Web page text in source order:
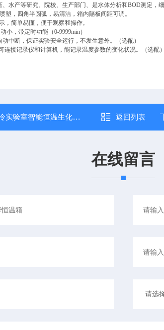
水产等研究、院校、生产部门、是水体分析和BOD测定，
塑，四角半圆弧，易清洁，箱内隔板间距可调。
，简单易懂，便于观察和操作。
小，带定时功能（0-9999min）
中断，保证实验安全运行，不发生意外。（选配）
连接记录仪和计算机，能记录温度参数的变化状况。（选配）
智能恒温生化培养箱数显生化 返回列表
在线留言